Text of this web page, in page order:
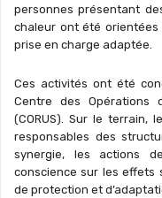
personnes présentant
chaleur ont été
prise en charge adaptée.
Ces activités ont été
Centre des Opérations
(CORUS). Sur le terrain,
responsables des
synergie, les actions
conscience sur les effets
de protection et